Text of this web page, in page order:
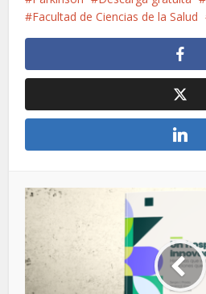
Facultad de Ciencias de la Salud